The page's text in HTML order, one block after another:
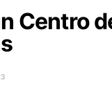
Centro